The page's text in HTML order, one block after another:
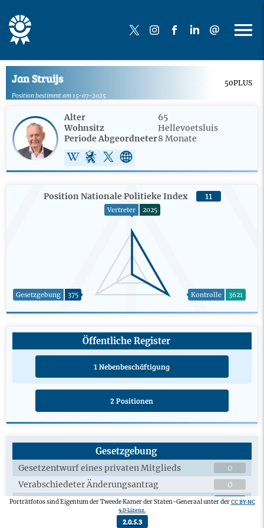
Jan Struijs
Position bestimmt am 15-07-2025
50PLUS
Alter
65
Wohnsitz
Hellevoetsluis
Periode Abgeordneter8 Monate
Position Nationale Politieke Index 11
Gesetzgebung 375
Vertreter 2025
Kontrolle 3621
Öffentliche Register
1 Nebenbeschäftigung
2 Positionen
Gesetzgebung
Gesetzentwurf eines privaten Mitglieds
0
Verabschiedeter Änderungsantrag
0
Plenardebatten über Gesetzesentwürfe
6
Ausschussdebatten über Gesetzesentwürfe
Porträtfotos sind Eigentum der Tweede Kamer der Staten-Generaal unter derCC BY-NC
4.0-Lizenz.
2.0.5.3